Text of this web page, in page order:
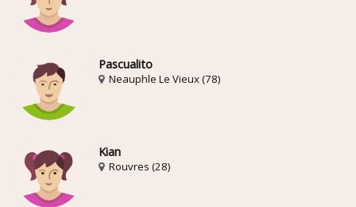
Pascualito
Neauphle Le Vieux (78)
Kian
Rouvres (28)